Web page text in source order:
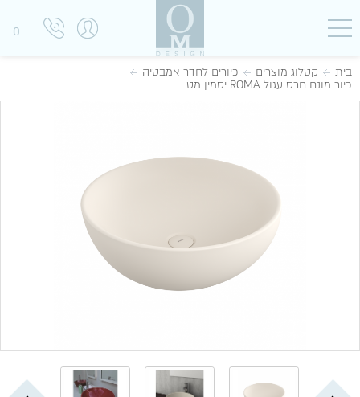
0
בית קטלוג מוצרים
כיורים לחדר אמבטיה
כיור מונח חרס עגול ROMA יסמין מט